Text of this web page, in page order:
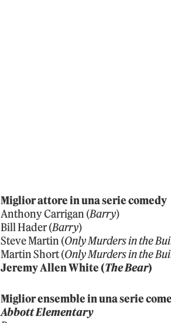
Miglior attore in una serie comedy
Anthony Carrigan (Barry)
Bill Hader (Barry)
Steve Martin (Only Murders in the
Martin Short (Only Murders in the
Jeremy Allen White (The Bear)
Miglior ensemble in una serie
Abbott Elementary